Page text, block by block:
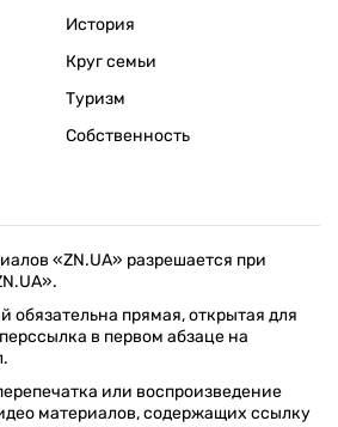
История
Круг семьи
Туризм
Собственность
«ZN.UA» разрешается при
обязательна прямая, открытая для
в первом абзаце на
или воспроизведение
материалов, содержащих ссылку